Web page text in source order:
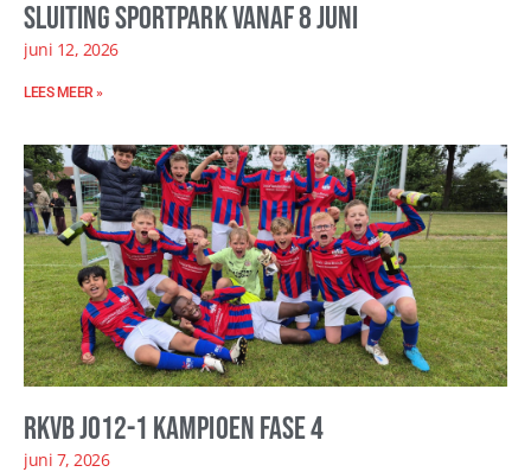
Sluiting sportpark vanaf 8 juni
juni 12, 2026
LEES MEER »
RKVB JO12-1 kampioen fase 4
juni 7, 2026